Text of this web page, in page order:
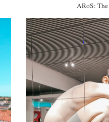
ARoS: